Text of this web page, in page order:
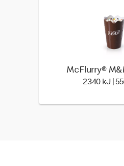
McFlurry®
2340 kJ |